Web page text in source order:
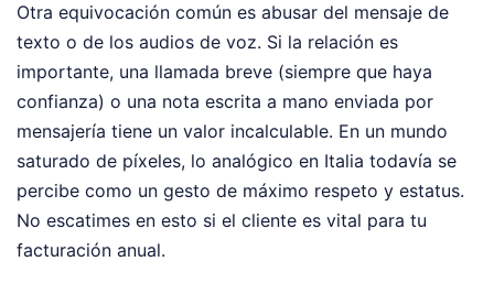
Otra equivocación común es abusar del mensaje de
texto o de los audios de voz. Si la relación es
importante, una llamada breve (siempre que haya
confianza) o una nota escrita a mano enviada por
mensajería tiene un valor incalculable. En un mundo
saturado de píxeles, lo analógico en Italia todavía se
percibe como un gesto de máximo respeto y estatus.
No escatimes en esto si el cliente es vital para tu
facturación anual.